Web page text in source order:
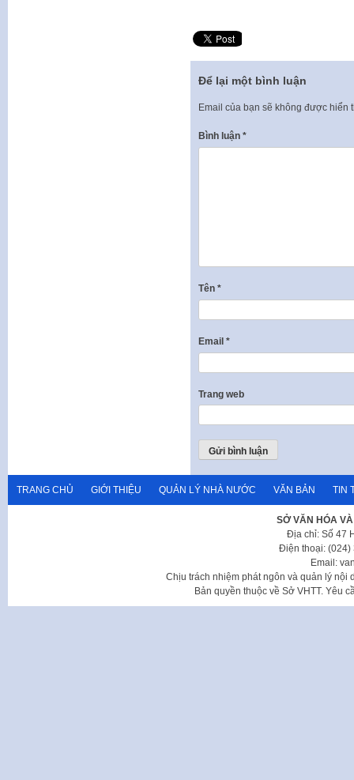
Để lại một bình luận
Email của bạn sẽ không được hiển
Bình luận *
Tên *
Email *
Trang web
TRANG CHỦ GIỚI THIỆU QUẢN LÝ NHÀ NƯỚC VĂN BẢN TIN
SỞ VĂN HÓA
Địa chỉ: Số 47
Điện thoại: (024)
Email:
Chịu trách nhiệm phát ngôn và quản lý nội
Bản quyền thuộc về Sở VHTT. Yêu